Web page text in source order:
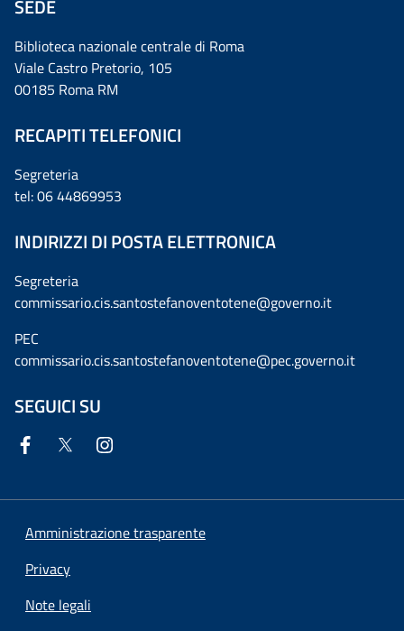
SEDE
Biblioteca nazionale centrale di Roma
Viale Castro Pretorio, 105
00185 Roma RM
RECAPITI TELEFONICI
Segreteria
tel: 06 44869953
INDIRIZZI DI POSTA ELETTRONICA
Segreteria
commissario.cis.santostefanoventotene@governo.it
PEC
commissario.cis.santostefanoventotene@pec.governo.it
SEGUICI SU
Amministrazione trasparente
Privacy
Note legali